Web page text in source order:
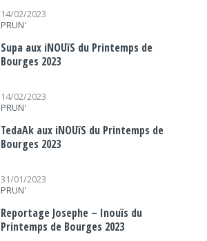
14/02/2023
PRUN'
Supa aux iNOUïS du Printemps de
Bourges 2023
14/02/2023
PRUN'
TedaAk aux iNOUïS du Printemps de
Bourges 2023
31/01/2023
PRUN'
Reportage Josephe – Inouïs du
Printemps de Bourges 2023